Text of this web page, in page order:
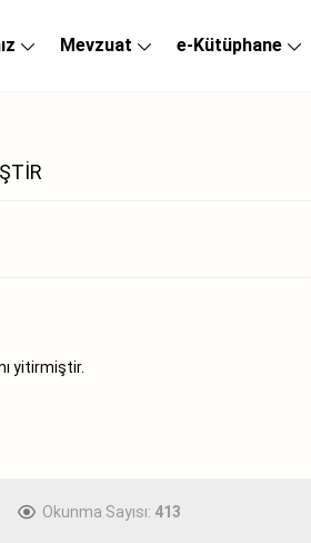
Mevzuat e-Kütüphane
yitirmiştir.
Okunma Sayısı: 413